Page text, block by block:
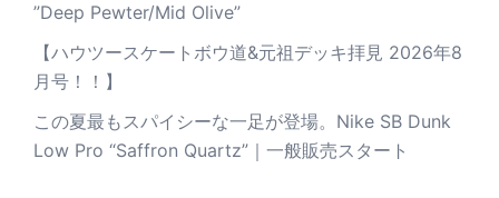
”Deep Pewter/Mid Olive”
【ハウツースケートボウ道&元祖デッキ拝見 2026年8
月号！！】
この夏最もスパイシーな一足が登場。Nike SB Dunk
Low Pro “Saffron Quartz”｜一般販売スタート